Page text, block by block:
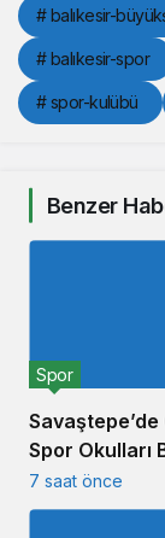
# balıkesir-
# balıkesir-spor
# spor-kulübü
Benzer
Savaştepe’de
Spor Okulları
Gördü
7 saat önce